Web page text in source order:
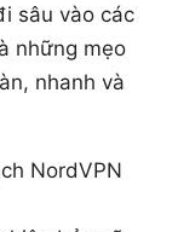
sâu vào các
những mẹo
nhanh và
NordVPN